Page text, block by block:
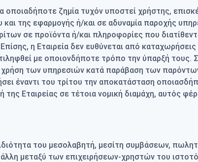
οποιαδήποτε ζημία τυχόν υποστεί χρήστης,
και της εφαρμογής ή/και σε αδυναμία παροχής
σε προϊόντα ή/και πληροφορίες που
η Εταιρεία δεν ευθύνεται από
με οποιονδήποτε τρόπο την ύπαρξή
των υπηρεσιών κατά παράβαση των
έναντι του τρίτου την αποκατάσταση
της Εταιρείας σε τέτοια νομική διαμάχη, αυτός
του μεσολαβητή, μεσίτη συμβάσεων,
μεταξύ των επιχειρήσεων-χρηστών του